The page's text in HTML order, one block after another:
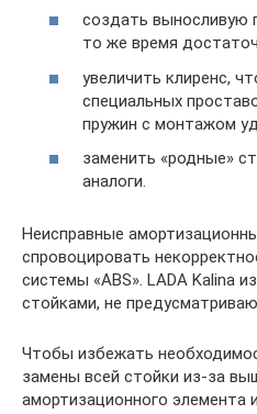
создать выносливую
то же время
увеличить клиренс,
специальных
пружин с монтажом
заменить «родные»
аналоги.
Неисправные
спровоцировать
системы «ABS». LADA Kalina
стойками, не
Чтобы избежать
замены всей стойки из-за
амортизационного элемента